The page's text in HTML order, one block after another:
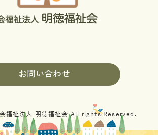
お問い合わせ
福祉法人 明徳福祉会 All rights Reserved.